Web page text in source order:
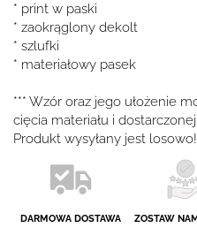
* print w paski
* zaokrąglony dekolt
* szlufki
* materiałowy pasek
*** Wzór oraz jego ułożenie
cięcia materiału i
Produkt wysyłany jest losowo!
DARMOWA DOSTAWA
ZOSTAW